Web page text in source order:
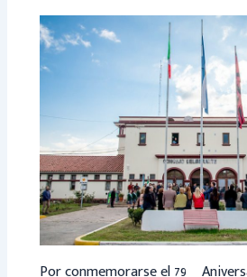
Por conmemorarse el 79º